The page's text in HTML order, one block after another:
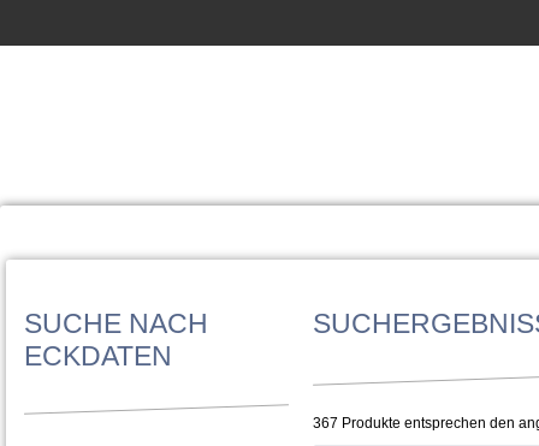
SUCHE NACH
ECKDATEN
367 Produkte entsprechen den